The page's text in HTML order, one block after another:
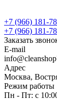
+7 (966) 181-
+7 (966) 181-
Заказать
E-mail
Адрес
Москва,
Режим работы
Пн - Пт: с